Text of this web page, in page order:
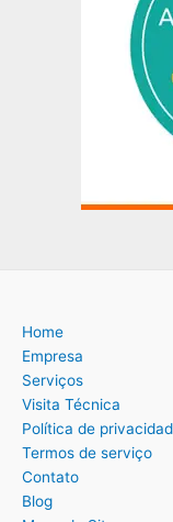
Home
Empresa
Serviços
Visita Técnica
Política de
Termos de serviço
Contato
Blog